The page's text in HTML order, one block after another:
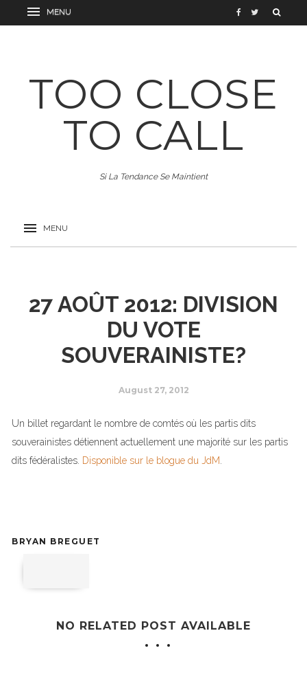
TOO CLOSE
TO CALL
Si La Tendance Se Maintient
27 AOÛT 2012: DIVISION
DU VOTE
SOUVERAINISTE?
August 27, 2012
Un billet regardant le nombre de comtés où les partis dits
souverainistes détiennent actuellement une majorité sur les partis
dits fédéralistes. Disponible sur le blogue du JdM
BRYAN BREGUET
NO RELATED POST AVAILABLE